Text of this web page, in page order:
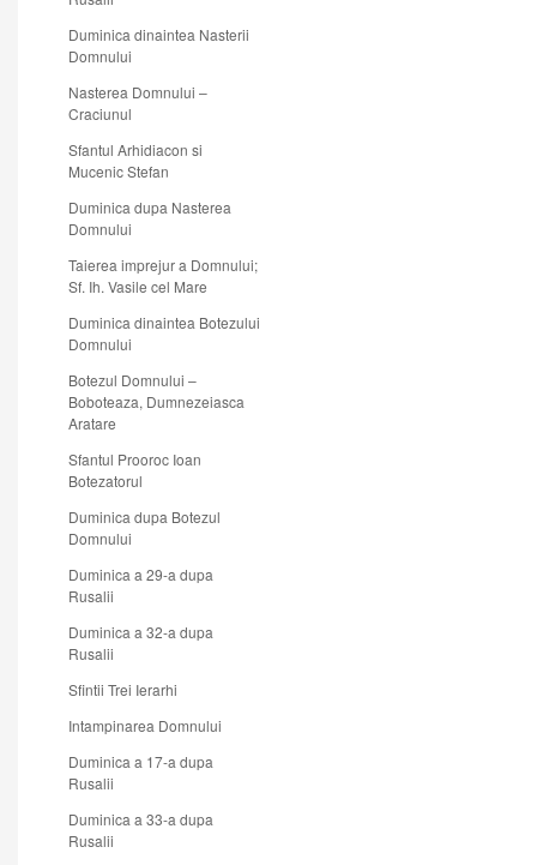
Duminica dinaintea Nasterii
Domnului
Nasterea Domnului –
Craciunul
Sfantul Arhidiacon si
Mucenic Stefan
Duminica dupa Nasterea
Domnului
Taierea imprejur a Domnului;
Sf. Ih. Vasile cel Mare
Duminica dinaintea Botezului
Domnului
Botezul Domnului –
Boboteaza, Dumnezeiasca
Aratare
Sfantul Prooroc Ioan
Botezatorul
Duminica dupa Botezul
Domnului
Duminica a 29-a dupa
Rusalii
Duminica a 32-a dupa
Rusalii
Sfintii Trei Ierarhi
Intampinarea Domnului
Duminica a 17-a dupa
Rusalii
Duminica a 33-a dupa
Rusalii